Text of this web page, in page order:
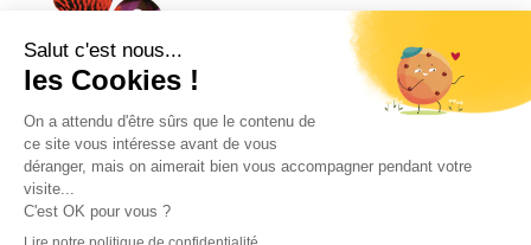
Conditions générales Règlement de jeu
Mentions légales